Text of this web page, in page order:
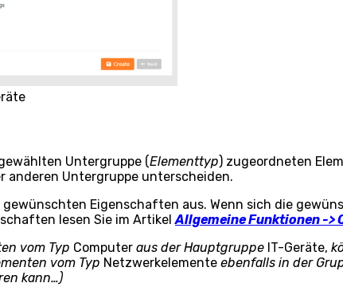
Untergruppe (Elementtyp) zugeordneten
anderen Untergruppe unterscheiden.
gewünschten Eigenschaften aus. Wenn sich die
lesen Sie im ArtikelAllgemeine Funktionen ->
vom Typ Computer aus der Hauptgruppe IT-Geräte,
vom Typ Netzwerkelemente ebenfalls in der
kann…)